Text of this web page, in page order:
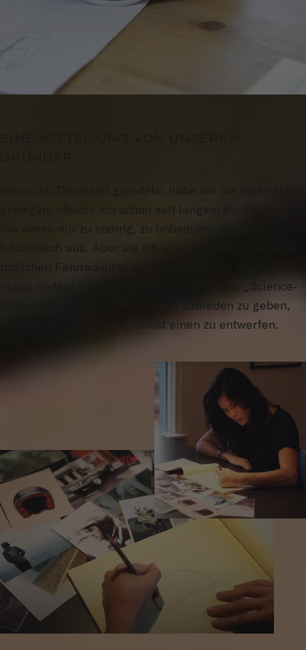
Sie waren mir zu sperrig, zu unbequem und sahen zu
etwas ändern musste. Anstatt mich mit den „Science-
Fiction“-Helmem auf dem Markt zufrieden zu geben,
machte ich mich daran, selbst einen zu entwerfen.